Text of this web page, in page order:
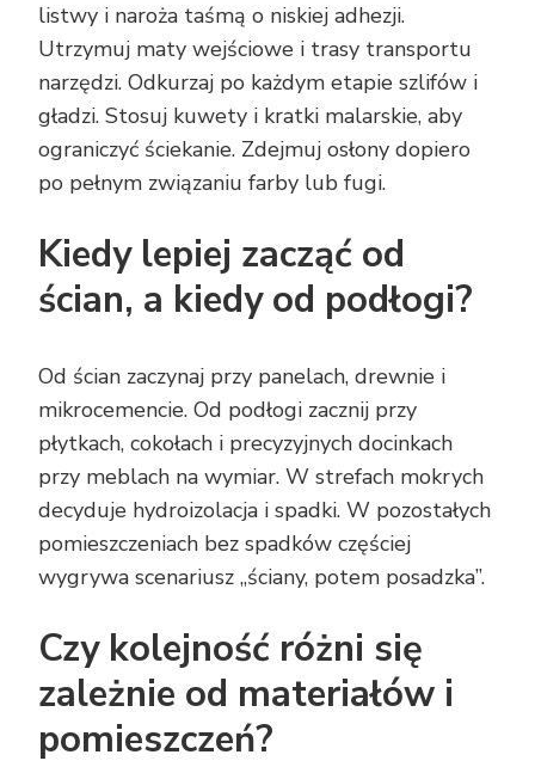
listwy i naroża taśmą o niskiej adhezji.
Utrzymuj maty wejściowe i trasy transportu
narzędzi. Odkurzaj po każdym etapie szlifów i
gładzi. Stosuj kuwety i kratki malarskie, aby
ograniczyć ściekanie. Zdejmuj osłony dopiero
po pełnym związaniu farby lub fugi.
Kiedy lepiej zacząć od
ścian, a kiedy od podłogi?
Od ścian zaczynaj przy panelach, drewnie i
mikrocemencie. Od podłogi zacznij przy
płytkach, cokołach i precyzyjnych docinkach
przy meblach na wymiar. W strefach mokrych
decyduje hydroizolacja i spadki. W pozostałych
pomieszczeniach bez spadków częściej
wygrywa scenariusz „ściany, potem posadzka”.
Czy kolejność różni się
zależnie od materiałów i
pomieszczeń?